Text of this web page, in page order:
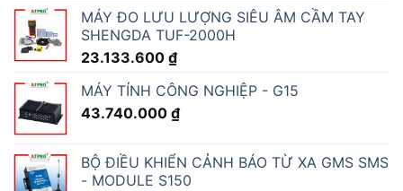
MÁY ĐO LƯU LƯỢNG SIÊU ÂM CẦM TAY
SHENGDA TUF-2000H
23.133.600 ₫
MÁY TÍNH CÔNG NGHIỆP - G15
43.740.000 ₫
BỘ ĐIỀU KHIỂN CẢNH BÁO TỪ XA GMS SMS
- MODULE S150